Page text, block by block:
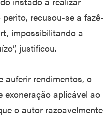
recusou-se a fazê-
impossibilitando a
justificou.
auferir rendimentos, o
exoneração aplicável ao
o autor razoavelmente